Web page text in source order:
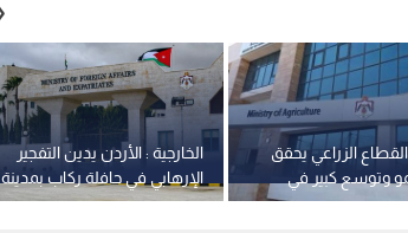
الخارجية : الأردن يدين التفجير
الإرهابي في حافلة ركاب بمدينة
جرمانا بريف دمشق في سوريا
القطاع الزراعي يحقق
وتوسع كبير في